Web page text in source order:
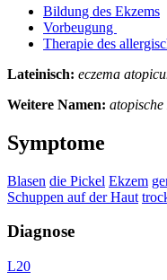
Bildung des Ekzems
Vorbeugung
Therapie des
Lateinisch: eczema
Weitere Namen:
Symptome
Blasen die Pickel Ekzem
Schuppen auf der Haut
Diagnose
L20